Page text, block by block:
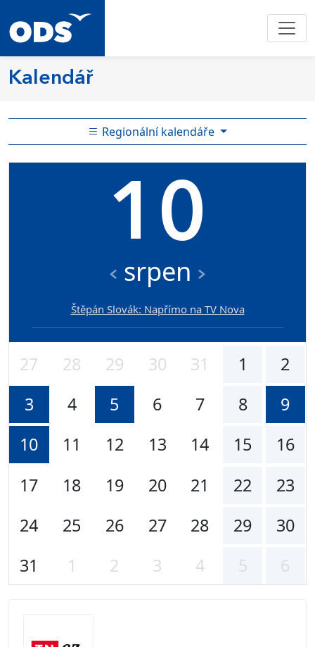
Kalendář
Regionální kalendáře
10
srpen
Štěpán Slovák: Napřímo na TV Nova
27 28 29 30 31 1
2
3
4 5 6 7 8
9
10
11 12 13 14 15
16
17
18 19 20 21 22
23
24
25 26 27 28 29
30
31
1 2 3 4 5 6